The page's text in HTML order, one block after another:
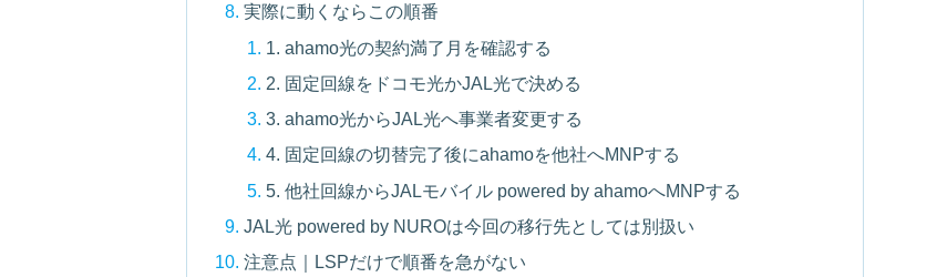
実際に動くならこの順番
1. ahamo光の契約満了月を確認する
2. 固定回線をドコモ光かJAL光で決める
3. ahamo光からJAL光へ事業者変更する
4. 固定回線の切替完了後にahamoを他社へMNPする
5. 他社回線からJALモバイル powered by ahamoへMNPする
JAL光 powered by NUROは今回の移行先としては別扱い
注意点｜LSPだけで順番を急がない